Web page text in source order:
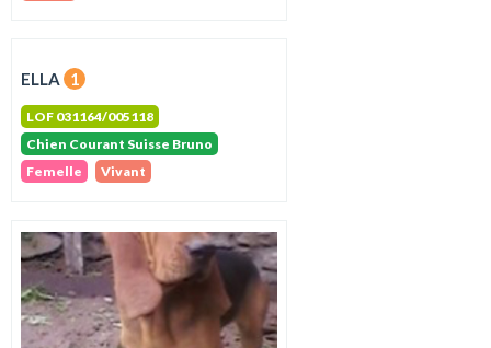
ELLA 1
LOF 031164/005118
Chien Courant Suisse Bruno
Femelle
Vivant